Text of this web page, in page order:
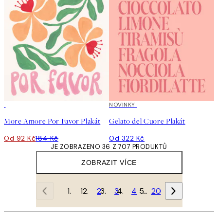
More Amore Por Favor Plakát
Od 92 Kč184 Kč
NOVINKY
Gelato del Cuore Plakát
Od 322 Kč
ZOBRAZIT VÍCE
JE ZOBRAZENO 36 Z 707 PRODUKTŮ
1 2 3 4 … 20